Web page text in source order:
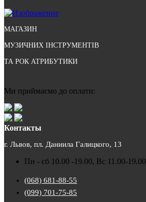
МАГАЗИН
МУЗИЧНИХ ІНСТРУМЕНТІВ
ТА РОК АТРИБУТИКИ
Ми приймаємо до оплати:
Контакты
г. Львов, пл. Даниила Галицкого, 13
Пн - сб 10.00 -19.00, Вс 11.00-19.00
(068) 681-88-55
(099) 701-75-85